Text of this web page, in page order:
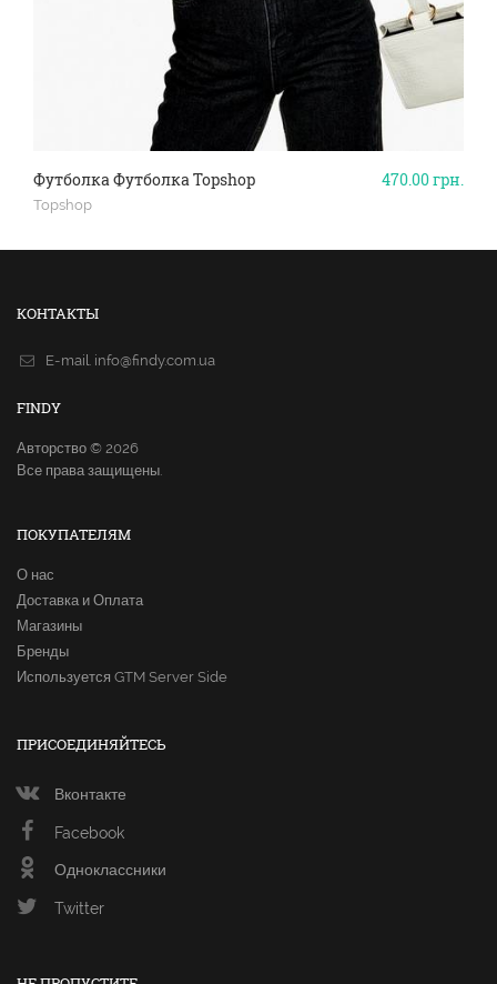
470.00грн.
Футболка Футболка Topshop
Topshop
КОНТАКТЫ
E-mail. info@findy.com.ua
FINDY
Авторство © 2026
Все права защищены.
ПОКУПАТЕЛЯМ
О нас
Доставка и Оплата
Магазины
Бренды
Используется GTM Server Side
ПРИСОЕДИНЯЙТЕСЬ
Вконтакте
Facebook
Одноклассники
Twitter